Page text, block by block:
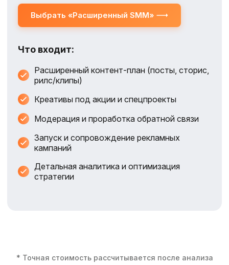
Выбрать «Расширенный SMM»
Что входит:
Расширенный контент‑план (посты, сторис,
рилс/клипы)
Креативы под акции и спецпроекты
Модерация и проработка обратной связи
Запуск и сопровождение рекламных
кампаний
Детальная аналитика и оптимизация
стратегии
* Точная стоимость рассчитывается после анализа